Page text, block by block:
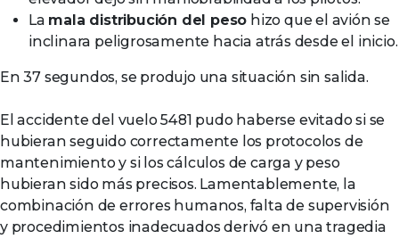
La mala distribución del peso hizo que el avión se
inclinara peligrosamente hacia atrás desde el inicio.
En 37 segundos, se produjo una situación sin salida.
El accidente del vuelo 5481 pudo haberse evitado si se
hubieran seguido correctamente los protocolos de
mantenimiento y si los cálculos de carga y peso
hubieran sido más precisos. Lamentablemente, la
combinación de errores humanos, falta de supervisión
y procedimientos inadecuados derivó en una tragedia